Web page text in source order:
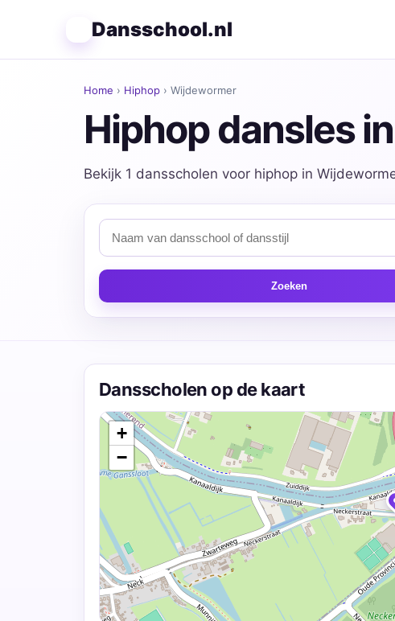
Dansschool.nl
Home › Hiphop › Wijdewormer
Hiphop dansles
Bekijk 1 dansscholen voor hiphop in
Zoeken
Dansscholen op de kaart
+
−